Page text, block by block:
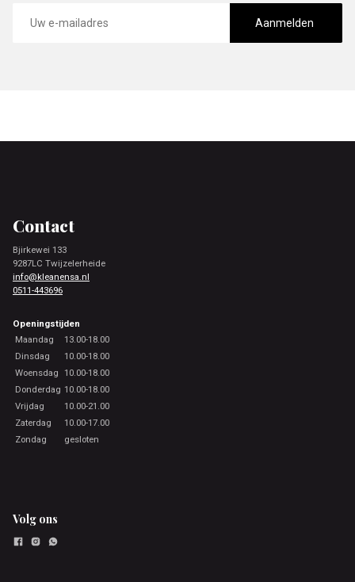
mailadres
Aanmelden
Contact
Bjirkewei 133
9287LC Twijzelerheide
info@kleanensa.nl
0511-443696
Openingstijden
Maandag
13.00-18.00
Dinsdag
10.00-18.00
Woensdag 10.00-18.00
Donderdag 10.00-18.00
Vrijdag
10.00-21.00
Zaterdag
10.00-17.00
Zondag
gesloten
Volg ons